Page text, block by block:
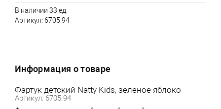
В наличии 33 ед.
Артикул: 6705.94
Информация о товаре
Фартук детский Natty Kids, зеленое яблоко
Артикул: 6705.94